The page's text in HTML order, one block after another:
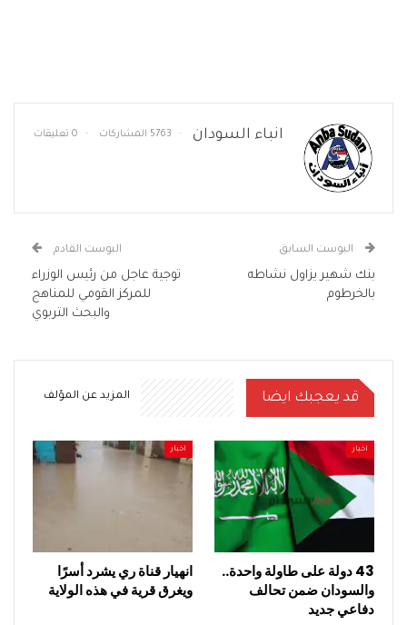
انباء السودان 5763 المشاركات 0 تعليقات
البوست السابق
بنك شهير يزاول نشاطه
بالخرطوم
البوست القادم
توجية عاجل من رئيس الوزراء
للمركز القومي للمناهج
والبحث التربوي
قد يعجبك ايضا المزيد عن المؤلف
اخبار
43 دولة على طاولة واحدة..
والسودان ضمن تحالف
دفاعي جديد
اخبار
انهيار قناة ري يشرد أسرًا
ويغرق قرية في هذه الولاية